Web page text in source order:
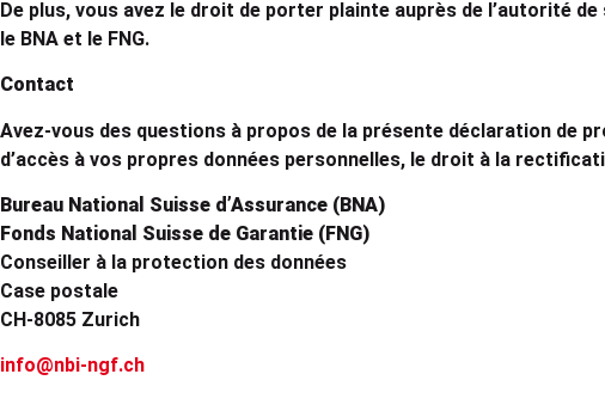
De plus, vous avez le droit de porter plainte auprès de l’autorité
le BNA et le FNG.
Contact
Avez-vous des questions à propos de la présente déclaration de
d’accès à vos propres données personnelles, le droit à la
Bureau National Suisse d’Assurance (BNA)
Fonds National Suisse de Garantie (FNG)
Conseiller à la protection des données
Case postale
CH-8085 Zurich
info@nbi-ngf.ch